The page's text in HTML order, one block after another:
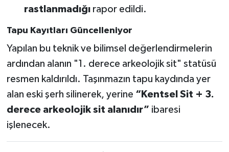
rastlanmadığırapor edildi.
Tapu Kayıtları Güncelleniyor
Yapılan bu teknik ve bilimsel değerlendirmelerin
ardından alanın "1. derece arkeolojik sit" statüsü
resmen kaldırıldı. Taşınmazın tapu kaydında yer
alan eski şerh silinerek, yerine “Kentsel Sit + 3.
derece arkeolojik sit alanıdır” ibaresi
işlenecek.